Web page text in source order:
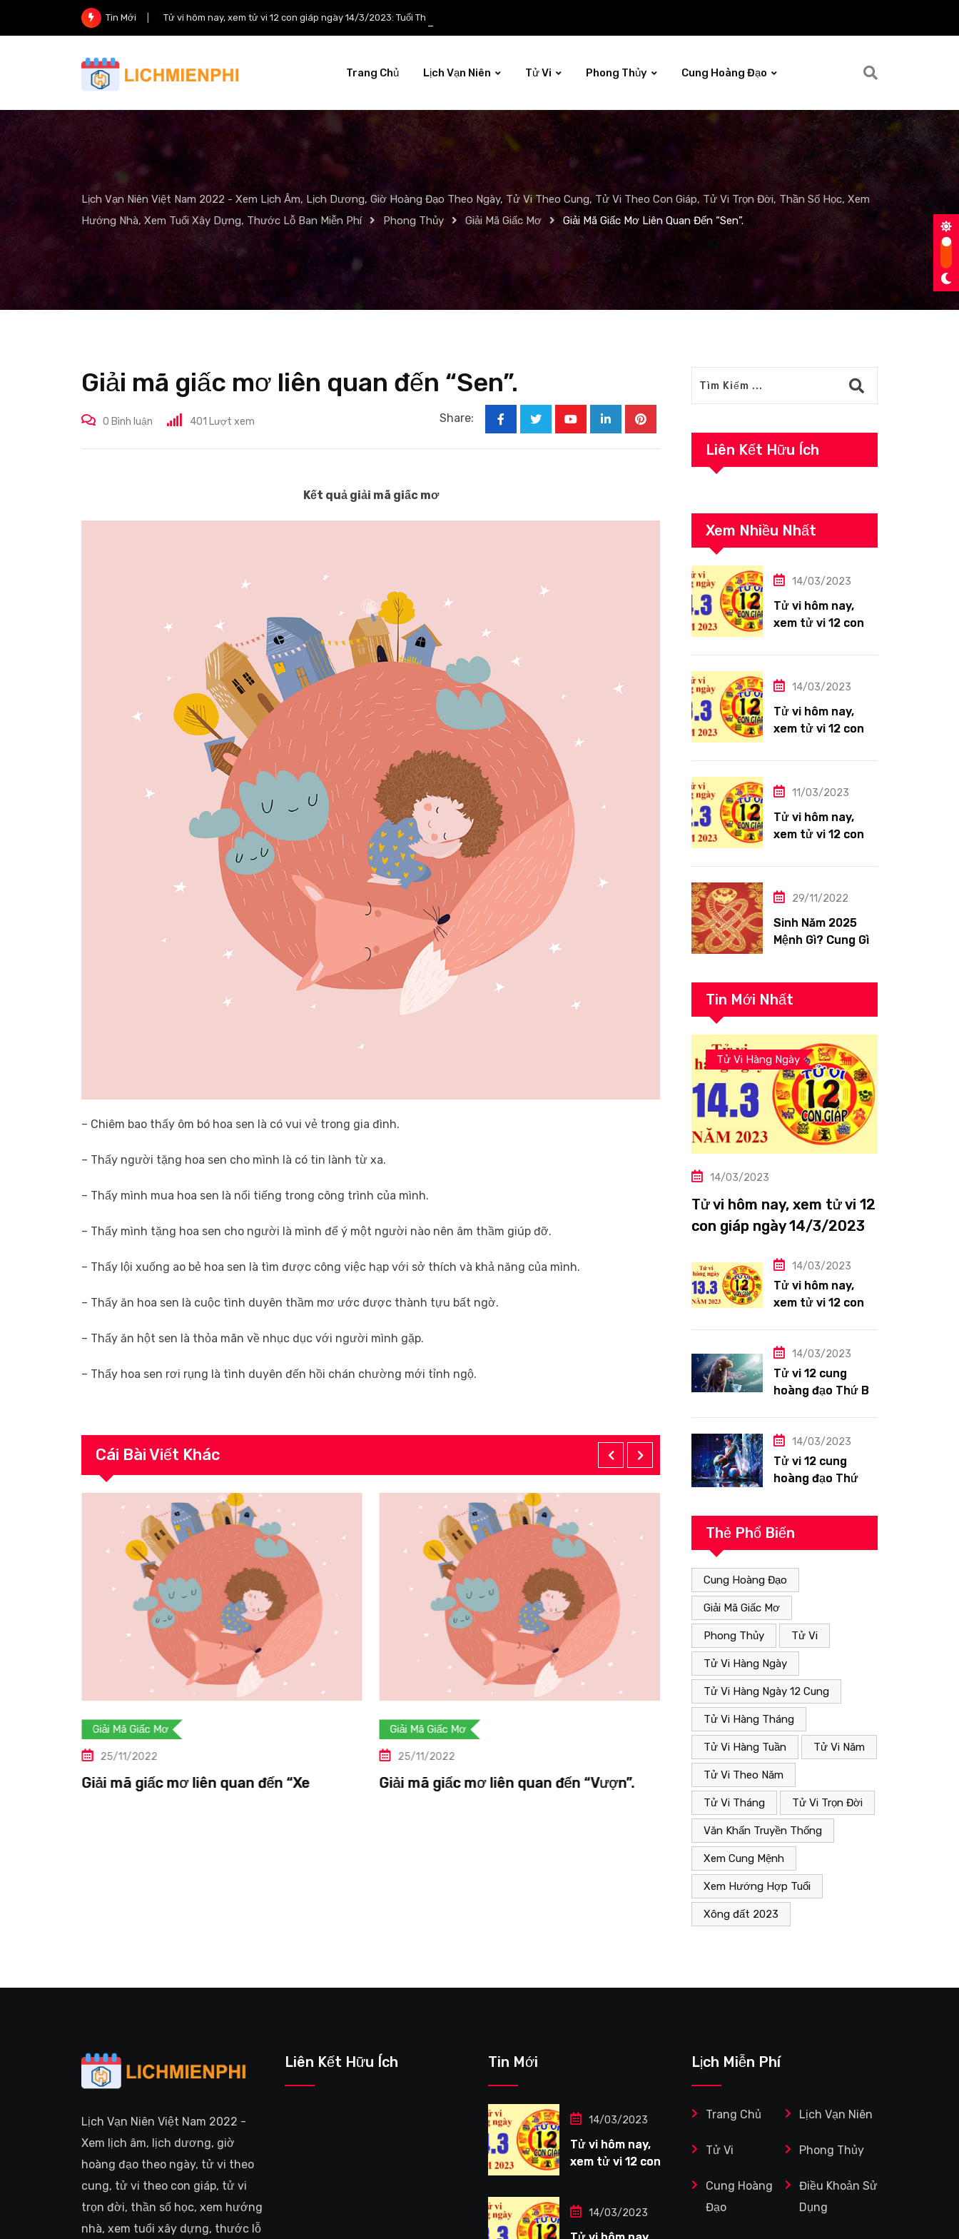
Tin Mới Tử vi hôm nay, xem tử vi 12 con giáp ngày 14/3/2023: Tuổi Thìn công việc tươi sáng
Trang Chủ Lịch Vạn Niên Tử Vi Phong Thủy Cung Hoàng Đạo
Lịch Vạn Niên Việt Nam 2022 - Xem Lịch Âm, Lịch Dương, Giờ Hoàng Đạo Theo Ngày, Tử Vi Theo Cung, Tử Vi Theo Con Giáp, Tử Vi Trọn Đời, Thần Số Học, Xem
Hướng Nhà, Xem Tuổi Xây Dựng, Thước Lỗ Ban Miễn Phí
Phong Thủy Giải Mã Giấc Mơ Giải Mã Giấc Mơ Liên Quan Đến “Sen”.
Giải mã giấc mơ liên quan đến “Sen”.
0 Bình luận 401 Lượt xem Share:
LinkedInPinterest
Kết quả giải mã giấc mơ
– Chiêm bao thấy ôm bó hoa sen là có vui vẻ trong gia đình.
– Thấy người tặng hoa sen cho mình là có tin lành từ xa.
– Thấy mình mua hoa sen là nổi tiếng trong công trình của mình.
– Thấy mình tặng hoa sen cho người là mình để ý một người nào nên âm thầm giúp đỡ.
– Thấy lội xuống ao bẻ hoa sen là tìm được công việc hạp với sở thích và khả năng của mình.
– Thấy ăn hoa sen là cuộc tình duyên thầm mơ ước được thành tựu bất ngờ.
– Thấy ăn hột sen là thỏa mãn về nhục dục với người mình gặp.
– Thấy hoa sen rơi rụng là tình duyên đến hồi chán chường mới tỉnh ngộ.
Cái Bài Viết Khác
Giải Mã Giấc Mơ
25/11/2022
Giải mã giấc mơ liên quan đến “Vượn”.
Giải Mã Giấc Mơ
25/11/2022
Giải mã giấc mơ liên quan đến “Vực”.
Giải Mã Giấc Mơ
25/11/2022
Giải mã giấc mơ liên quan đến “Vụn”.
Liên Kết Hữu Ích
Xem Nhiều Nhất
14/03/2023
Tử vi hôm nay,
xem tử vi 12 con
14/3/2023: Tuổi
tươi sáng
14/03/2023
Tử vi hôm nay,
xem tử vi 12 con
13/3/2023: Tuổi
siêng năng
11/03/2023
Tử vi hôm nay,
xem tử vi 12 con
12/3/2023: Tuổi
phúc29/11/2022
Sinh Năm 2025
Mệnh Gì? Cung Gì,
Tin Mới Nhất
Tử Vi Hàng Ngày
14/03/2023
Tử vi hôm nay, xem tử vi 12
con giáp ngày 14/3/2023:
sáng
14/03/2023
Tử vi hôm nay,
xem tử vi 12 con
Hợi công việc
siêng năng
14/03/2023
Tử vi 12 cung
hoàng đạo Thứ Ba
thuận lợi
14/03/2023
Tử vi 12 cung
hoàng đạo Thứ
13/3/2023: Bảo
Bình tài lộc tốt
Thẻ Phổ Biến
Cung Hoàng Đạo
Giải Mã Giấc Mơ
Phong Thủy Tử Vi
Tử Vi Hàng Ngày
Tử Vi Hàng Ngày 12 Cung
Tử Vi Hàng Tháng
Tử Vi Hàng Tuần Tử Vi Năm
Tử Vi Theo Năm
Tử Vi Tháng Tử Vi Trọn Đời
Văn Khấn Truyền Thống
Xem Cung Mệnh
Xem Hướng Hợp Tuổi
Xông đất 2023
Lịch Vạn Niên Việt Nam 2022 -
Xem lịch âm, lịch dương, giờ
hoàng đạo theo ngày, tử vi theo
cung, tử vi theo con giáp, tử vi
trọn đời, thần số học, xem hướng
nhà, xem tuổi xây dựng, thước lỗ
Liên Kết Hữu Ích Tin Mới
14/03/2023
Tử vi hôm nay,
xem tử vi 12 con
Thìn công việc
tươi sáng
14/03/2023
Lịch Miễn Phí
Trang Chủ Lịch Vạn Niên
Tử Vi Phong Thủy
Cung Hoàng
Đạo
Điều Khoản Sử
Dụng